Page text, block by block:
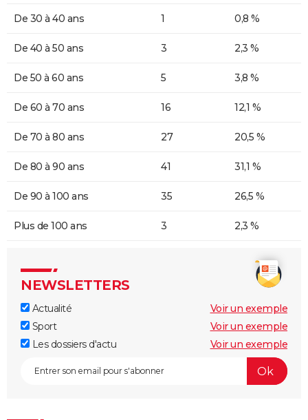
De 30 à 40 ans 1 0,8 %
De 40 à 50 ans 3 2,3 %
De 50 à 60 ans 5 3,8 %
De 60 à 70 ans 16 12,1 %
De 70 à 80 ans 27 20,5 %
De 80 à 90 ans 41 31,1 %
De 90 à 100 ans 35 26,5 %
Plus de 100 ans 3 2,3 %
NEWSLETTERS
Actualité
Voir un exemple
Sport
Voir un exemple
Les dossiers d'actu
Voir un exemple